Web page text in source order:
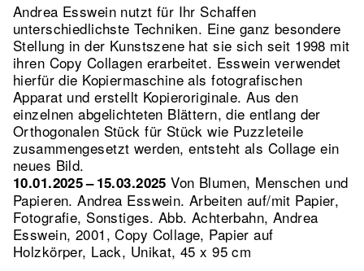
Andrea Esswein nutzt für Ihr Schaffen
unterschiedlichste Techniken. Eine ganz besondere
Stellung in der Kunstszene hat sie sich seit 1998 mit
ihren Copy Collagen erarbeitet. Esswein verwendet
hierfür die Kopiermaschine als fotografischen
Apparat und erstellt Kopieroriginale. Aus den
einzelnen abgelichteten Blättern, die entlang der
Orthogonalen Stück für Stück wie Puzzleteile
zusammengesetzt werden, entsteht als Collage ein
neues Bild.
10.01.2025 – 15.03.2025Von Blumen, Menschen und
Papieren. Andrea Esswein. Arbeiten auf/mit Papier,
Fotografie, Sonstiges. Abb. Achterbahn, Andrea
Esswein, 2001, Copy Collage, Papier auf
Holzkörper, Lack, Unikat, 45 x 95 cm